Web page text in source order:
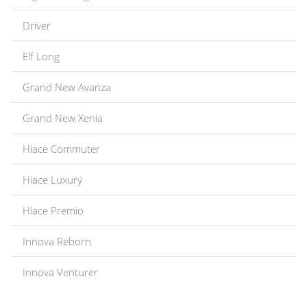
Driver
Elf Long
Grand New Avanza
Grand New Xenia
Hiace Commuter
Hiace Luxury
Hiace Premio
Innova Reborn
Innova Venturer